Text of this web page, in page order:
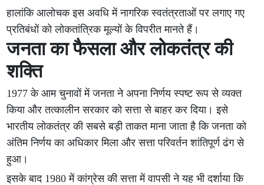
हालांकि आलोचक इस अवधि में नागरिक स्वतंत्रताओं पर लगाए गए
प्रतिबंधों को लोकतांत्रिक मूल्यों के विपरीत मानते हैं।
जनता का फैसला और लोकतंत्र की
शक्ति
1977 के आम चुनावों में जनता ने अपना निर्णय स्पष्ट रूप से व्यक्त
किया और तत्कालीन सरकार को सत्ता से बाहर कर दिया। इसे
भारतीय लोकतंत्र की सबसे बड़ी ताकत माना जाता है कि जनता को
अंतिम निर्णय का अधिकार मिला और सत्ता परिवर्तन शांतिपूर्ण ढंग से
हुआ।
इसके बाद 1980 में कांग्रेस की सत्ता में वापसी ने यह भी दर्शाया कि